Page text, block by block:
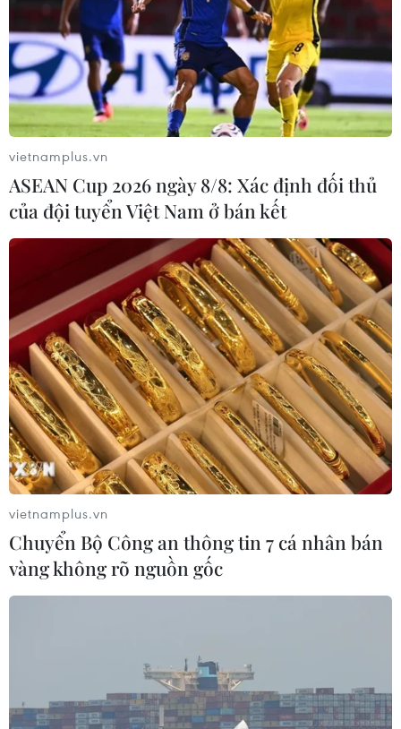
vietnamplus.vn
ASEAN Cup 2026 ngày 8/8: Xác định đối thủ
của đội tuyển Việt Nam ở bán kết
vietnamplus.vn
Chuyển Bộ Công an thông tin 7 cá nhân bán
vàng không rõ nguồn gốc